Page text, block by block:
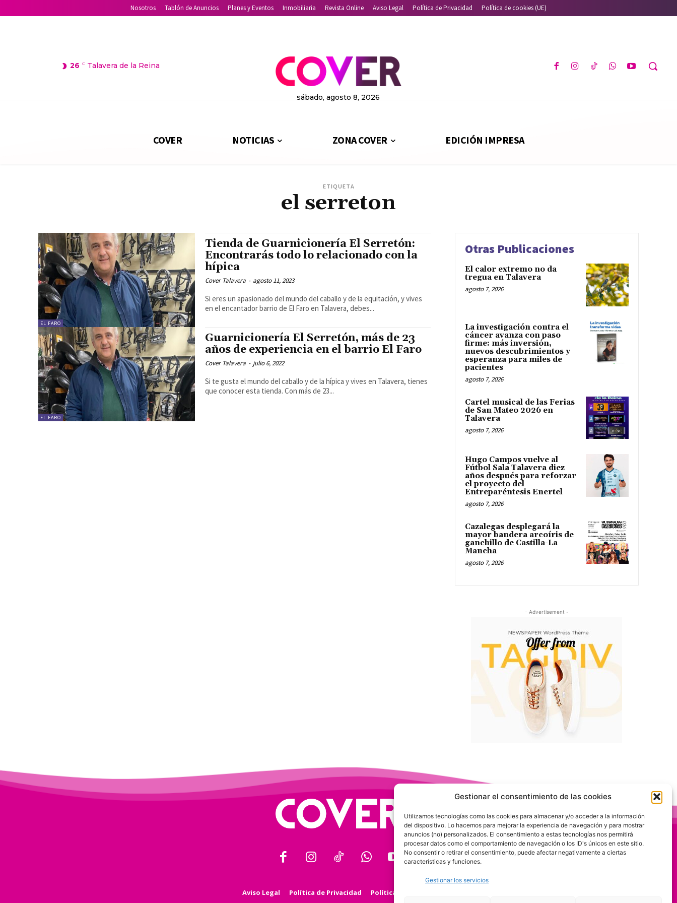
Gestionar el consentimiento de las cookies
Utilizamos tecnologías como las cookies para almacenar y/o acceder a la información
del dispositivo. Lo hacemos para mejorar la experiencia de navegación y para mostrar
anuncios (no) personalizados. El consentimiento a estas tecnologías nos permitirá
procesar datos como el comportamiento de navegación o los ID's únicos en este sitio.
No consentir o retirar el consentimiento, puede afectar negativamente a ciertas
características y funciones.
Gestionar los servicios
Nosotros Tablón de Anuncios Planes y Eventos Inmobiliaria Revista Online Aviso Legal Política de Privacidad Política de cookies (UE)
26 C Talavera de la Reina
sábado, agosto 8, 2026
COVER NOTICIAS ZONA COVER EDICIÓN IMPRESA
ETIQUETA
el serreton
EL FARO
Tienda de Guarnicionería El Serretón:
Encontrarás todo lo relacionado con la
hípica
Cover Talavera - agosto 11, 2023
Si eres un apasionado del mundo del caballo y de la equitación, y vives
en el encantador barrio de El Faro en Talavera, debes...
EL FARO
Guarnicionería El Serretón, más de 23
años de experiencia en el barrio El Faro
Cover Talavera - julio 6, 2022
Si te gusta el mundo del caballo y de la hípica y vives en Talavera, tienes
que conocer esta tienda. Con más de 23...
Otras Publicaciones
El calor extremo no da
tregua en Talavera
agosto 7, 2026
La investigación contra el
cáncer avanza con paso
firme: más inversión,
nuevos descubrimientos y
esperanza para miles de
pacientes
agosto 7, 2026
Cartel musical de las Ferias
de San Mateo 2026 en
Talavera
agosto 7, 2026
Hugo Campos vuelve al
Fútbol Sala Talavera diez
años después para reforzar
el proyecto del
Entreparéntesis Enertel
agosto 7, 2026
Cazalegas desplegará la
mayor bandera arcoíris de
ganchillo de Castilla-La
Mancha
agosto 7, 2026
- Advertisement -
Aviso Legal Política de Privacidad Política de Cookies